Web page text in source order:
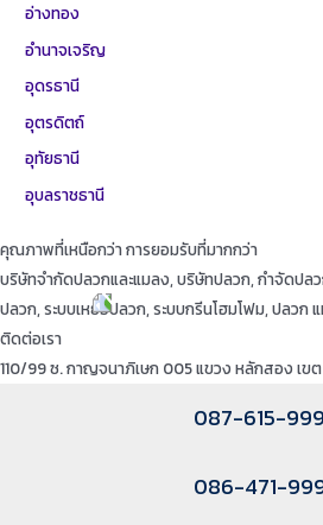
อ่างทอง
อำนาจเจริญ
อุดรธานี
อุตรดิตถ์
อุทัยธานี
อุบลราชธานี
คุณภาพที่เหนือกว่า การยอมรับที่มากกว่า
บริษัทจำกัดปลวกและแมลง, บริษัทปลวก, กำจัดปล
ปลวก, ระบบเหยื่อปลวก, ระบบกรีนโฮมโฟม, ปลวก
ติดต่อเรา
110/99 ซ. กาญจนาภิเษก 005 แขวง หลักสอง เข
087-615-
086-471-